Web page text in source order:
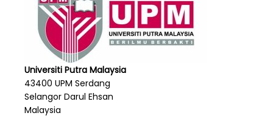
Universiti Putra Malaysia
43400 UPM Serdang
Selangor Darul Ehsan
Malaysia